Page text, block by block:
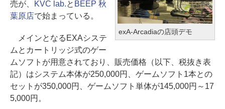
exA-Arcadiaの店頭デモ
売が、
KVC lab.と BEEP 秋
葉原店で始まっている。
メインとなるEXAシステ
ムとカートリッジ式のゲー
ムソフトが用意されており、販売価格（以下、税抜き表
記）はシステム本体が250,000円、ゲームソフト1本との
セットが350,000円、ゲームソフト単体が145,000円～17
5,000円。